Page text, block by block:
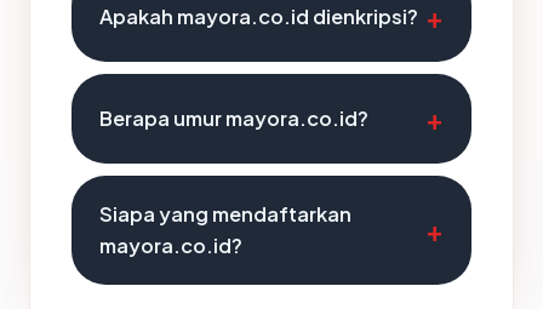
Apakah mayora.co.id dienkripsi?
Berapa umur mayora.co.id?
Siapa yang mendaftarkan
mayora.co.id?